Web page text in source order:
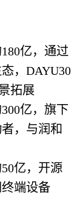
亿，通过
，DAYU30
拓展
亿，旗下
，与润和
亿，开源
端设备